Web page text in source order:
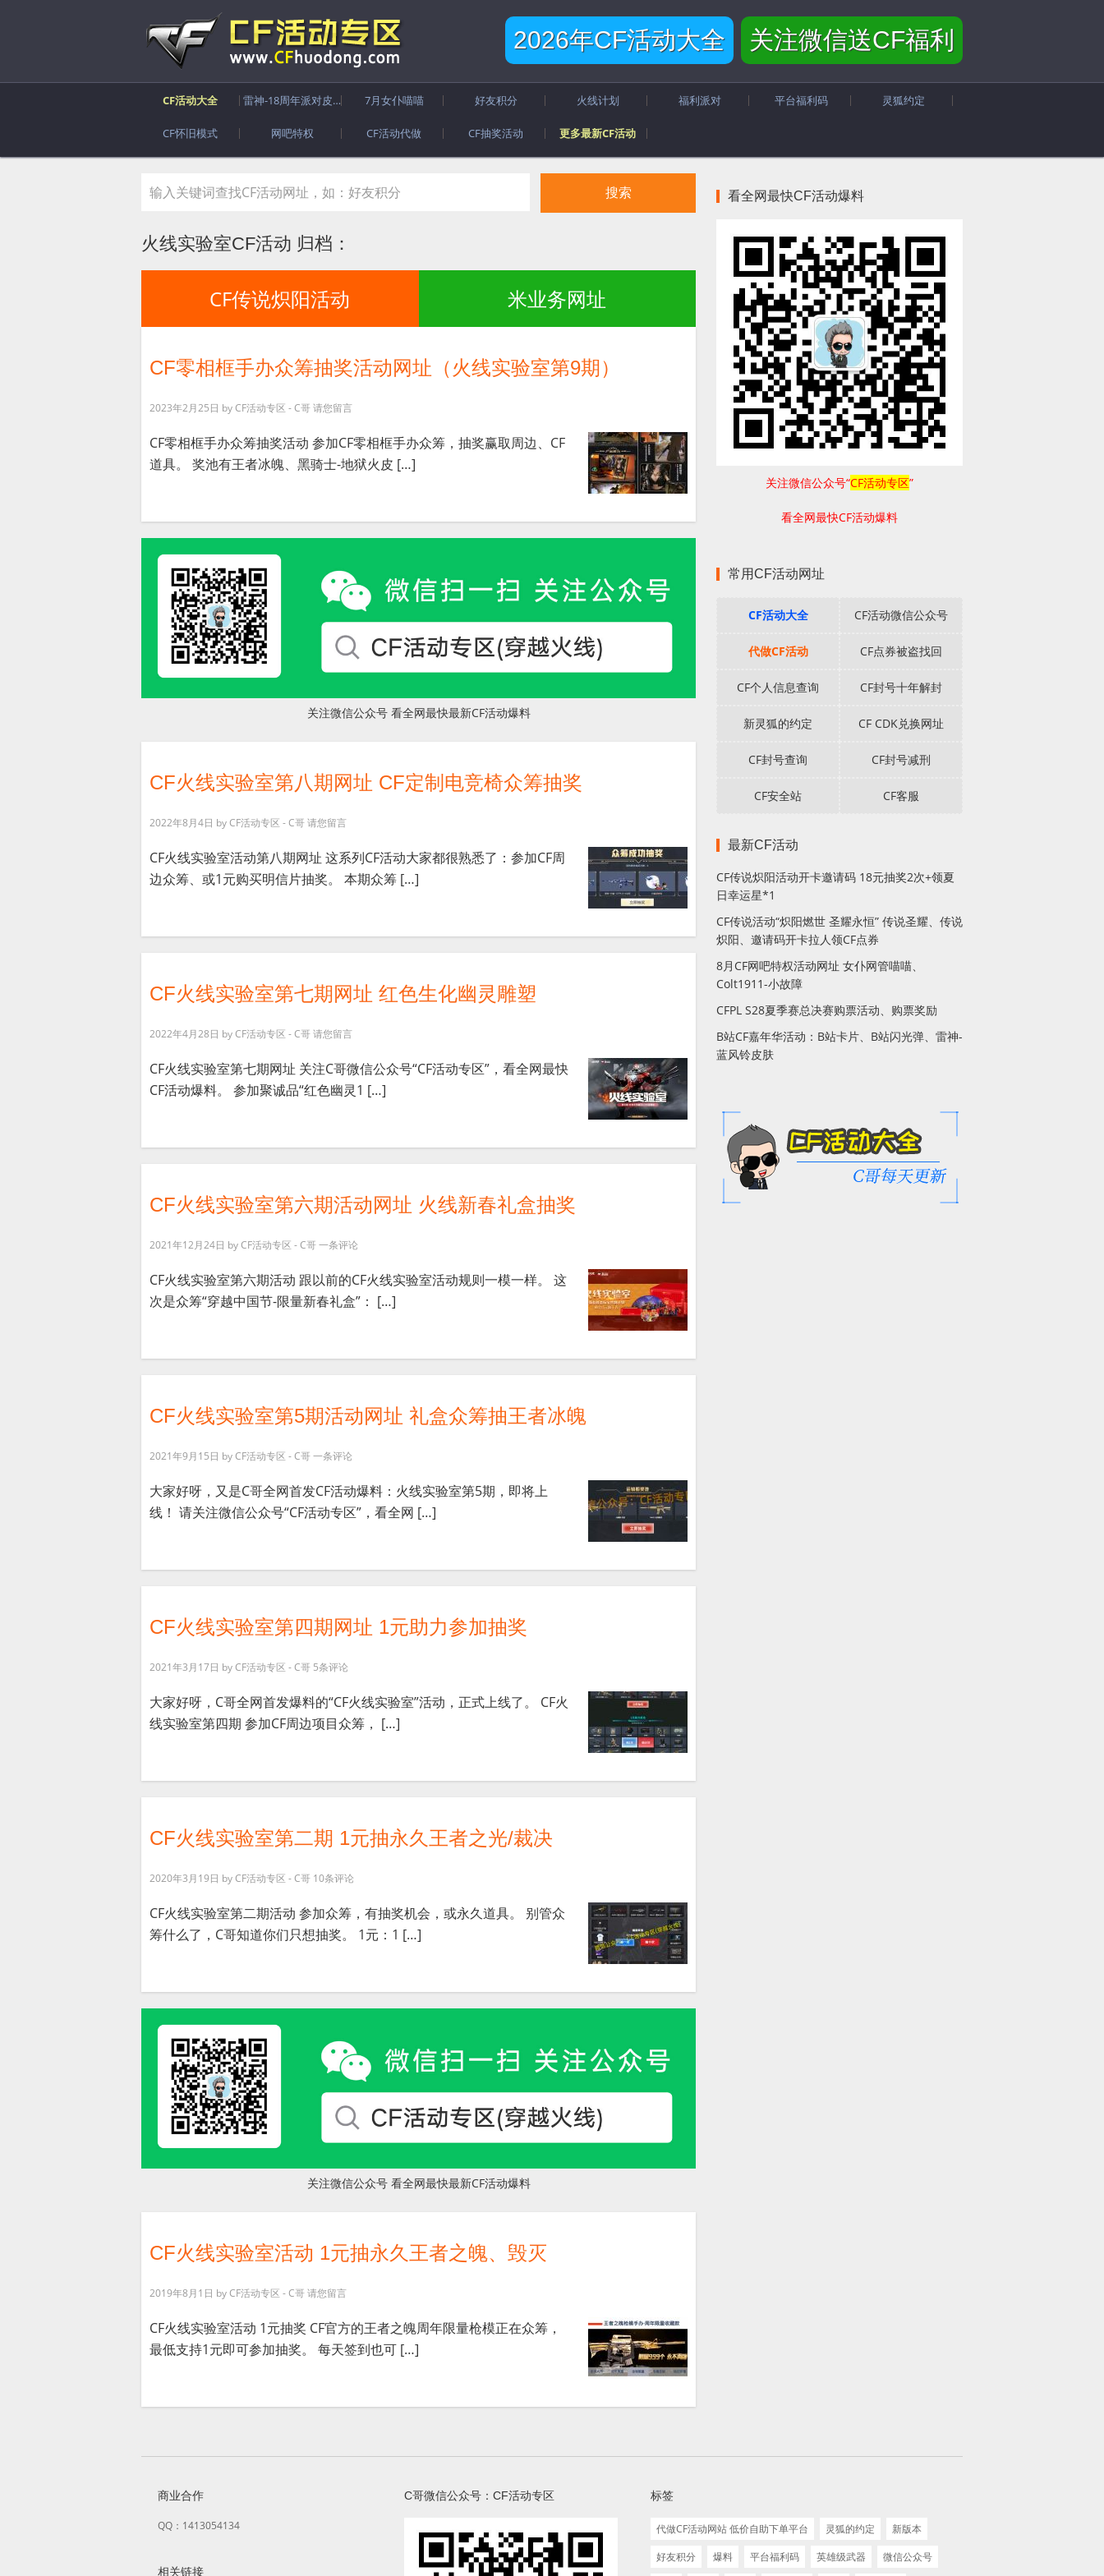
2026年CF活动大全 关注微信送CF福利
CF活动大全 雷神-18周年派对皮肤 7月女仆喵喵 好友积分 火线计划 福利派对 平台福利码 灵狐约定
CF怀旧模式 网吧特权 CF活动代做 CF抽奖活动 更多最新CF活动
火线实验室CF活动 归档：
CF传说炽阳活动 米业务网址
CF零相框手办众筹抽奖活动网址（火线实验室第9期）
2023年2月25日 byCF活动专区 - C哥请您留言
CF零相框手办众筹抽奖活动 参加CF零相框手办众筹，抽奖赢取周边、CF
道具。 奖池有王者冰魄、黑骑士-地狱火皮 […]
关注微信公众号 看全网最快最新CF活动爆料
CF火线实验室第八期网址 CF定制电竞椅众筹抽奖
2022年8月4日 byCF活动专区 - C哥请您留言
CF火线实验室活动第八期网址 这系列CF活动大家都很熟悉了：参加CF周
边众筹、或1元购买明信片抽奖。 本期众筹 […]
CF火线实验室第七期网址 红色生化幽灵雕塑
2022年4月28日 byCF活动专区 - C哥请您留言
CF火线实验室第七期网址 关注C哥微信公众号“CF活动专区”，看全网最快
CF活动爆料。 参加聚诚品“红色幽灵1 […]
CF火线实验室第六期活动网址 火线新春礼盒抽奖
2021年12月24日 byCF活动专区 - C哥一条评论
CF火线实验室第六期活动 跟以前的CF火线实验室活动规则一模一样。 这
次是众筹“穿越中国节-限量新春礼盒”： […]
CF火线实验室第5期活动网址 礼盒众筹抽王者冰魄
2021年9月15日 byCF活动专区 - C哥一条评论
大家好呀，又是C哥全网首发CF活动爆料：火线实验室第5期，即将上
线！ 请关注微信公众号“CF活动专区”，看全网 […]
CF火线实验室第四期网址 1元助力参加抽奖
2021年3月17日 byCF活动专区 - C哥 5条评论
大家好呀，C哥全网首发爆料的“CF火线实验室”活动，正式上线了。 CF火
线实验室第四期 参加CF周边项目众筹， […]
CF火线实验室第二期 1元抽永久王者之光/裁决
2020年3月19日 byCF活动专区 - C哥 10条评论
CF火线实验室第二期活动 参加众筹，有抽奖机会，或永久道具。 别管众
筹什么了，C哥知道你们只想抽奖。 1元：1 […]
关注微信公众号 看全网最快最新CF活动爆料
CF火线实验室活动 1元抽永久王者之魄、毁灭
2019年8月1日 byCF活动专区 - C哥请您留言
CF火线实验室活动 1元抽奖 CF官方的王者之魄周年限量枪模正在众筹，
最低支持1元即可参加抽奖。 每天签到也可 […]
看全网最快CF活动爆料
关注微信公众号“CF活动专区”
看全网最快CF活动爆料
常用CF活动网址
CF活动大全 CF活动微信公众号
代做CF活动 CF点券被盗找回
CF个人信息查询 CF封号十年解封
新灵狐的约定 CF CDK兑换网址
CF封号查询 CF封号减刑
CF安全站 CF客服
最新CF活动
CF传说炽阳活动开卡邀请码 18元抽奖2次+领夏
日幸运星*1
CF传说活动“炽阳燃世 圣耀永恒” 传说圣耀、传说
炽阳、邀请码开卡拉人领CF点券
8月CF网吧特权活动网址 女仆网管喵喵、
Colt1911-小故障
CFPL S28夏季赛总决赛购票活动、购票奖励
B站CF嘉年华活动：B站卡片、B站闪光弹、雷神-
蓝风铃皮肤
商业合作
QQ：1413054134
相关链接
C哥微信公众号：CF活动专区 标签
代做CF活动网站 低价自助下单平台 灵狐的约定
新版本
好友积分
爆料 平台福利码 英雄级武器 微信公众号